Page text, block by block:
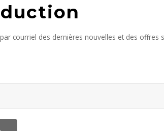
courriel des dernières nouvelles et des offres
solutions de rangement pour contenir le
aussi aux plaids ou au linge sale que l’on
choisi. Un panier ou un coffre peut